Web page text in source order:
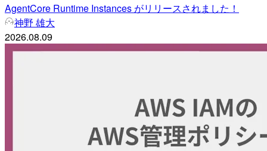
AgentCore Runtime Instances がリリースされました！
神野 雄大
2026.08.09